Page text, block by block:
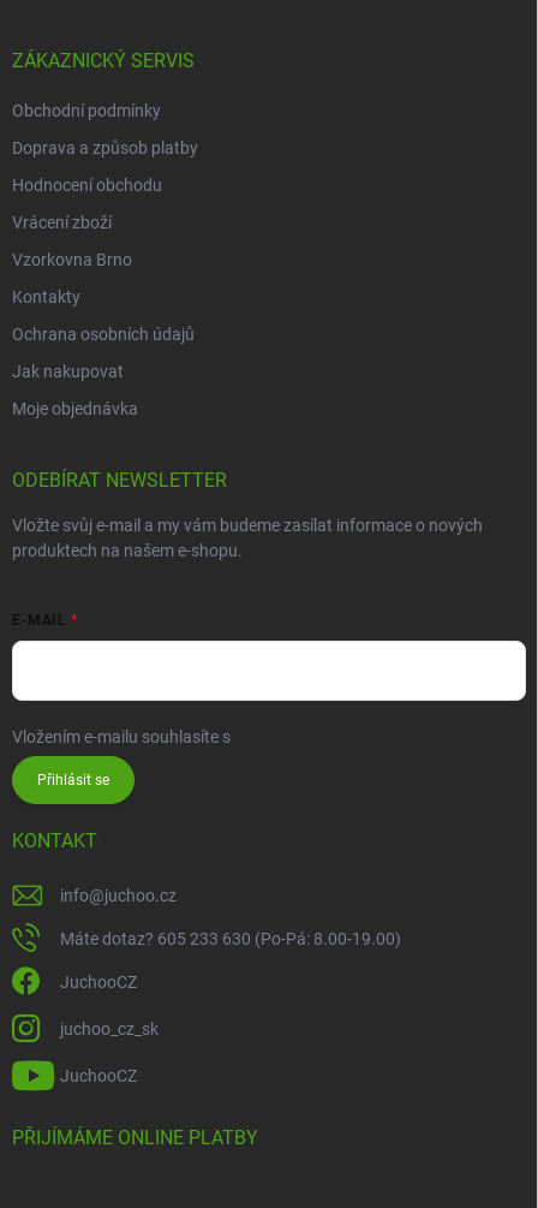
ZÁKAZNICKÝ SERVIS
Obchodní podmínky
Doprava a způsob platby
Hodnocení obchodu
Vrácení zboží
Vzorkovna Brno
Kontakty
Ochrana osobních údajů
Jak nakupovat
Moje objednávka
ODEBÍRAT NEWSLETTER
Vložte svůj e-mail a my vám budeme zasílat informace o nových
produktech na našem e-shopu.
E-MAIL
Vložením e-mailu souhlasíte s
Přihlásit se
KONTAKT
info@juchoo.cz
Máte dotaz? 605 233 630 (Po-Pá: 8.00-19.00)
JuchooCZ
juchoo_cz_sk
JuchooCZ
PŘIJÍMÁME ONLINE PLATBY